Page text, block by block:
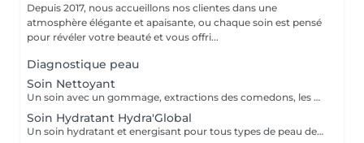
Depuis 2017, nous accueillons nos clientes dans une
atmosphère élégante et apaisante, ou chaque soin est pensé
pour révéler votre beauté et vous offri...
Diagnostique peau
Soin Nettoyant
Un soin avec un gommage, extractions des comedons, les masques spécifiques. Effet : la peau est fraîche, nette et éclatant.
Soin Hydratant Hydra'Global
Un soin hydratant et energisant pour tous types de peau de tous ages. La peau se charge d'une nouvelle énergie et d'éclat, les rides de déshydratation sont atténuées, la peau est repulpée, lumineuse et fraiche.